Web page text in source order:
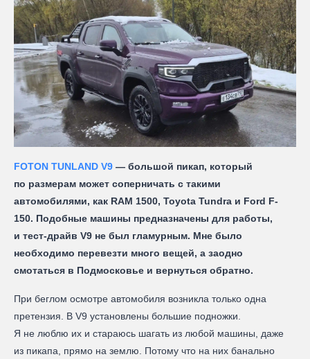
FOTON TUNLAND V9 — большой пикап, который
по размерам может соперничать с такими
автомобилями, как RAM 1500, Toyota Tundra и Ford F-
150. Подобные машины предназначены для работы,
и тест-драйв V9 не был гламурным. Мне было
необходимо перевезти много вещей, а заодно
смотаться в Подмосковье и вернуться обратно.
При беглом осмотре автомобиля возникла только одна
претензия. В V9 установлены большие подножки.
Я не люблю их и стараюсь шагать из любой машины, даже
из пикапа, прямо на землю. Потому что на них банально